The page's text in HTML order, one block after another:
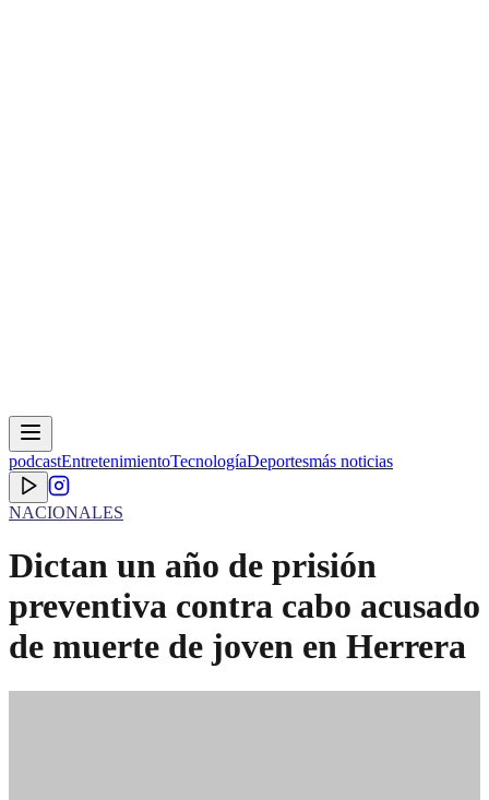
podcastEntretenimientoTecnologíaDeportesmás noticias
NACIONALES
Dictan un año de prisión
preventiva contra cabo acusado
de muerte de joven en Herrera